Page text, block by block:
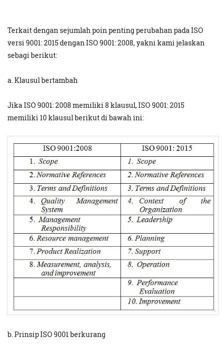
Terkait dengan sejumlah poin penting perubahan pada ISO
versi 9001: 2015 dengan ISO 9001: 2008, yakni kami jelaskan
sebagi berikut:
a. Klausul bertambah
Jika ISO 9001: 2008 memiliki 8 klausul, ISO 9001: 2015
memiliki 10 klausul berikut di bawah ini:
b. Prinsip ISO 9001 berkurang